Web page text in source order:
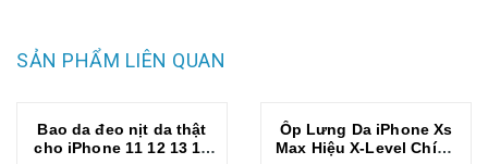
SẢN PHẨM LIÊN QUAN
Bao da đeo nịt da thật
cho iPhone 11 12 13 14
Ốp Lưng Da iPhone Xs
Max Hiệu X-Level Chính